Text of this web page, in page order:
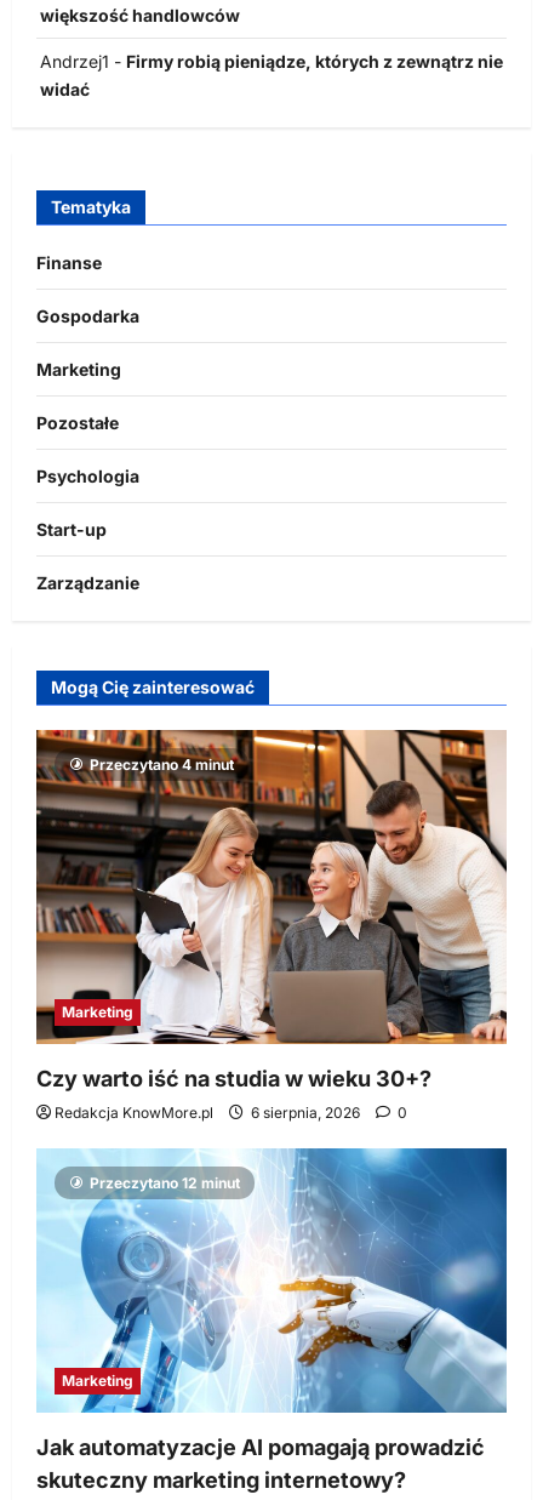
większość handlowców
Andrzej1 - Firmy robią pieniądze, których z zewnątrz nie
widać
Tematyka
Finanse
Gospodarka
Marketing
Pozostałe
Psychologia
Start-up
Zarządzanie
Mogą Cię zainteresować
Przeczytano 4 minut
Marketing
Czy warto iść na studia w wieku 30+?
Redakcja KnowMore.pl 6 sierpnia, 2026 0
Przeczytano 12 minut
Marketing
Jak automatyzacje AI pomagają prowadzić
skuteczny marketing internetowy?